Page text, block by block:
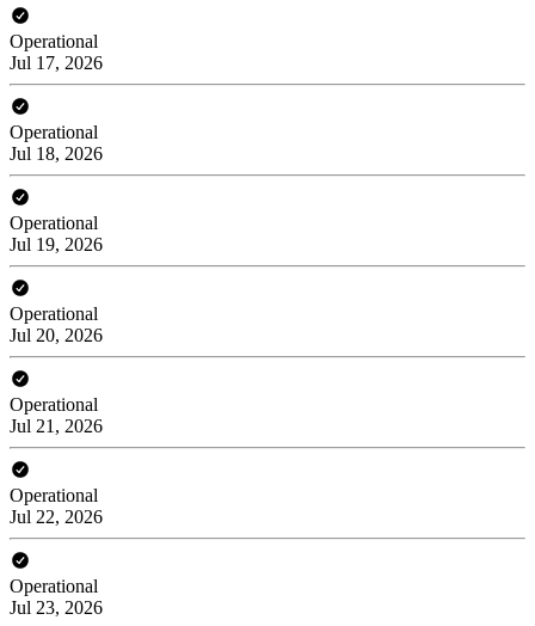
Operational
Jul 17, 2026
Operational
Jul 18, 2026
Operational
Jul 19, 2026
Operational
Jul 20, 2026
Operational
Jul 21, 2026
Operational
Jul 22, 2026
Operational
Jul 23, 2026